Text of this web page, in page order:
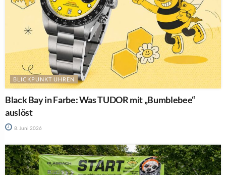
BLICKPUNKT UHREN
Black Bay in Farbe: Was TUDOR mit „Bumblebee“
auslöst
8. Juni 2026